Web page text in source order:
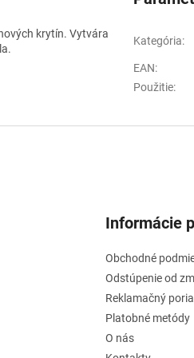
krytín. Vytvára
Kategória:
EAN:
Použitie:
Informácie
Obchodné
Odstúpenie od
Reklamačný
Platobné metódy
O nás